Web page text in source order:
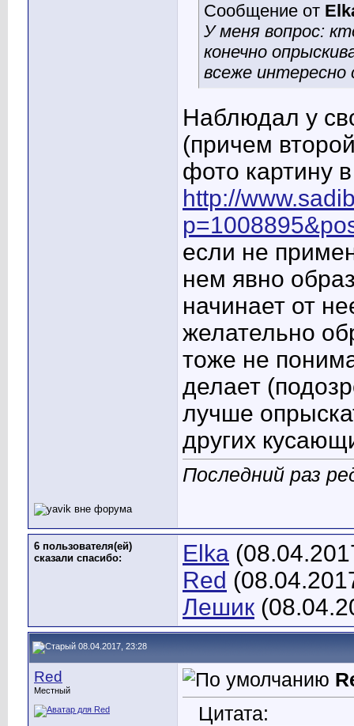
Сообщение от
У меня вопрос:
конечно
всеже интересно
Наблюдал у
(причем
фото картину
http://
если не
нем явно
начинает от
желательно
тоже не
делает
лучше
других
Последний раз
6 пользователя(ей)
сказали cпасибо:
Elka
Red
Лешик
08.04.2017, 23:28
Red
Местный
Цитата: